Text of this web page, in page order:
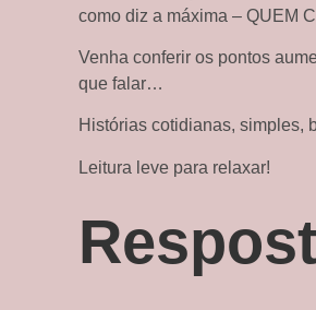
como diz a máxima – QUEM
Venha conferir os pontos
que falar…
Histórias cotidianas, simples,
Leitura leve para relaxar!